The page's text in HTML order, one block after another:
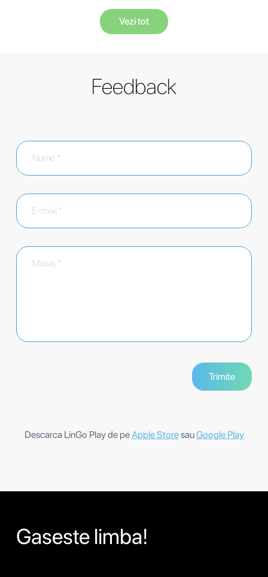
Vezi tot
Feedback
Descarca LinGo Play de peApple StoresauGoogle Play
Gaseste limba!